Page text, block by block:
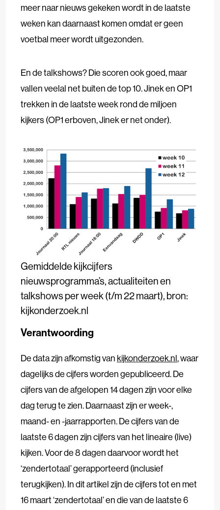
meer naar nieuws gekeken wordt in de laatste
weken kan daarnaast komen omdat er geen
voetbal meer wordt uitgezonden.
En de talkshows? Die scoren ook goed, maar
vallen veelal net buiten de top 10. Jinek en OP1
trekken in de laatste week rond de miljoen
kijkers (OP1 erboven, Jinek er net onder).
Gemiddelde kijkcijfers
nieuwsprogramma’s, actualiteiten en
talkshows per week (t/m 22 maart), bron:
kijkonderzoek.nl
Verantwoording
De data zijn afkomstig van kijkonderzoek.nl, waar
dagelijks de cijfers worden gepubliceerd. De
cijfers van de afgelopen 14 dagen zijn voor elke
dag terug te zien. Daarnaast zijn er week-,
maand- en -jaarrapporten. De cijfers van de
laatste 6 dagen zijn cijfers van het lineaire (live)
kijken. Voor de 8 dagen daarvoor wordt het
‘zendertotaal’ gerapporteerd (inclusief
terugkijken). In dit artikel zijn de cijfers tot en met
16 maart ‘zendertotaal’ en die van de laatste 6